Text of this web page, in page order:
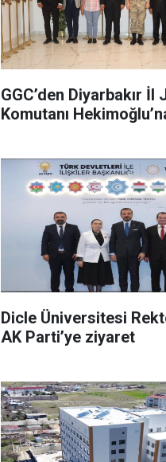
GGC’den Diyarbakır İl
Komutanı
Dicle Üniversitesi
AK Parti’ye ziyaret